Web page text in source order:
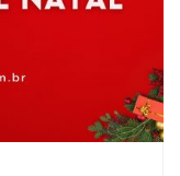
precisamos(Rm
fé em Jesus!